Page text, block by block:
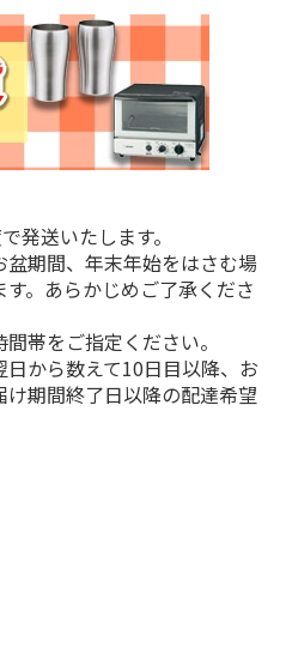
発送いたします。
期間、年末年始をはさむ場
。あらかじめご了承くださ
帯をご指定ください。
から数えて10日目以降、お
期間終了日以降の配達希望